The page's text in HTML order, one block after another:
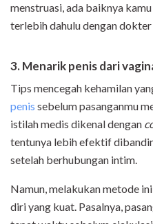
menstruasi, ada baiknya
terlebih dahulu dengan
3. Menarikpenisdari
Tips mencegah kehamilan
penis sebelum pasanganmu
istilah medis dikenal dengan
tentunya lebih efektif
setelah berhubungan intim.
Namun, melakukan metode
diri yang kuat. Pasalnya,